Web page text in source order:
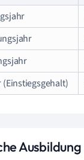
(Einstiegsgehalt)
Ausbildung